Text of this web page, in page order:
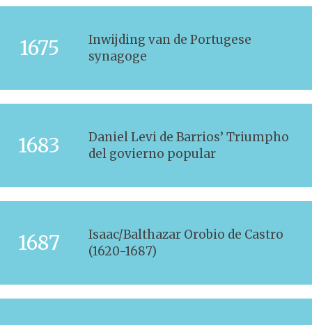
1675
Inwijding van de Portugese
synagoge
1683
Daniel Levi de Barrios’ Triumpho
del govierno popular
1687
Isaac/Balthazar Orobio de Castro
(1620-1687)